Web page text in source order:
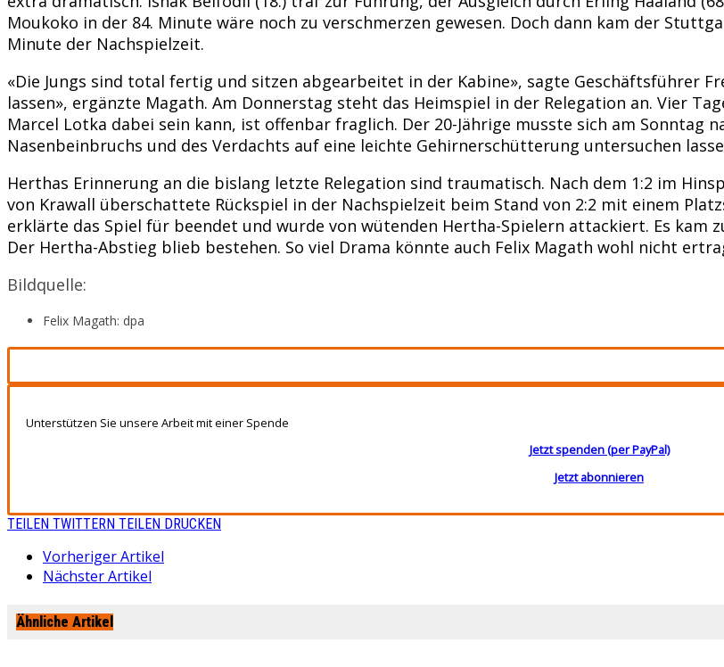
Moukoko in der 84. Minute wäre noch zu verschmerzen gewesen. Doch dann kam der
Minute der Nachspielzeit.
«Die Jungs sind total fertig und sitzen abgearbeitet in der Kabine», sagte Geschäftsführer
lassen», ergänzte Magath. Am Donnerstag steht das Heimspiel in der Relegation an. Vier
Marcel Lotka dabei sein kann, ist offenbar fraglich. Der 20-Jährige musste sich am Sonntag
Nasenbeinbruchs und des Verdachts auf eine leichte Gehirnerschütterung untersuchen
Herthas Erinnerung an die bislang letzte Relegation sind traumatisch. Nach dem 1:2 im
von Krawall überschattete Rückspiel in der Nachspielzeit beim Stand von 2:2 mit einem
erklärte das Spiel für beendet und wurde von wütenden Hertha-Spielern attackiert. Es kam
Der Hertha-Abstieg blieb bestehen. So viel Drama könnte auch Felix Magath wohl nicht
Bildquelle:
Felix Magath: dpa
Unterstützen Sie unsere Arbeit mit einer Spende
Jetzt spenden (per PayPal)
Jetzt abonnieren
TEILEN TWITTERN TEILEN DRUCKEN
Vorheriger Artikel
Nächster Artikel
Ähnliche Artikel